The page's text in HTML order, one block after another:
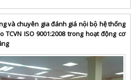
và chuyên gia đánh giá nội bộ hệ thống
ISO 9001:2008 trong hoạt động cơ